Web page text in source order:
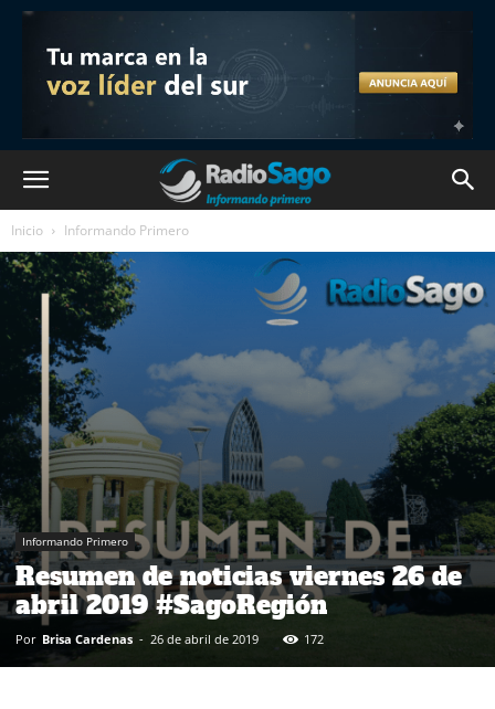
Inicio Informando Primero
Informando Primero
Resumen de noticias viernes 26 de
abril 2019 #SagoRegión
Por Brisa Cardenas - 26 de abril de 2019 172